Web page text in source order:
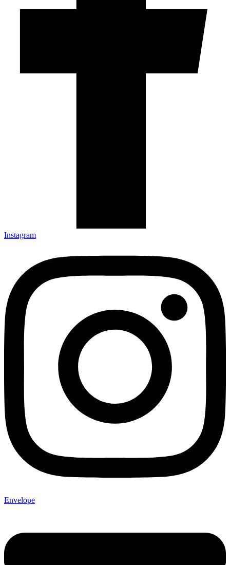
Instagram
Envelope